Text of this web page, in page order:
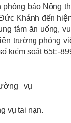
phòng báo Nông
Khánh đến
tâm ăn uống,
trường phóng
kiểm soát 65E-
vụ tai nạn.